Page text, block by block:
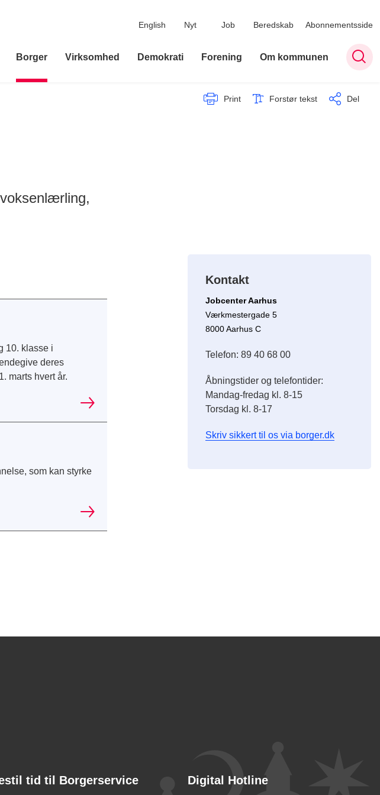
English Nyt Job Beredskab Abonnementsside
Borger Virksomhed Demokrati Forening Om kommunen
Print Forstør tekst Del
10. klasse i
deres
marts hvert år.
som kan styrke
Kontakt
Jobcenter Aarhus
Værkmestergade 5
8000 Aarhus C
Telefon: 89 40 68 00
Åbningstider og telefontider:
Mandag-fredag kl. 8-15
Torsdag kl. 8-17
Skriv sikkert til os via borger.dk
tid til Borgerservice Digital Hotline